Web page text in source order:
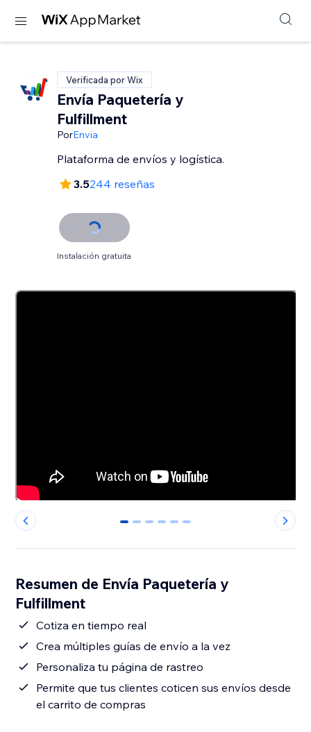
Verificada por Wix
Envía Paquetería y
Fulfillment
PorEnvia
Plataforma de envíos y logística.
3.5244 reseñas
Instalación gratuita
0 1 2 3 4 5
Resumen de Envía Paquetería y
Fulfillment
Cotiza en tiempo real
Crea múltiples guías de envío a la vez
Personaliza tu página de rastreo
Permite que tus clientes coticen sus envíos desde
el carrito de compras